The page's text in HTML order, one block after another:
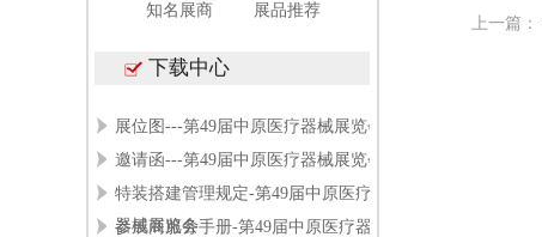
知名展商
展品推荐
下载中心
展位图---第49届中原医疗器械展览会
邀请函---第49届中原医疗器械展览会
特装搭建管理规定-第49届中原医疗
器械展览会
参展商服务手册-第49届中原医疗器
上一篇：